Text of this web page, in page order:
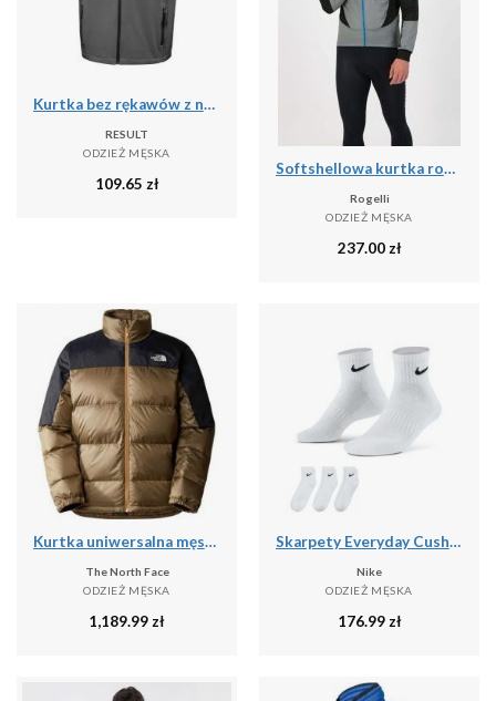
Kurtka bez rękawów z nadrukiem Result Softshell
RESULT
ODZIEŻ MĘSKA
109.65 zł
Softshellowa kurtka rowerowa męska Rogelli BRAVE
Rogelli
ODZIEŻ MĘSKA
237.00 zł
Kurtka uniwersalna męska The North Face Diablo Recycled
The North Face
ODZIEŻ MĘSKA
1,189.99 zł
Skarpety Everyday Cushion Ankle 3 Pary
Nike
ODZIEŻ MĘSKA
176.99 zł